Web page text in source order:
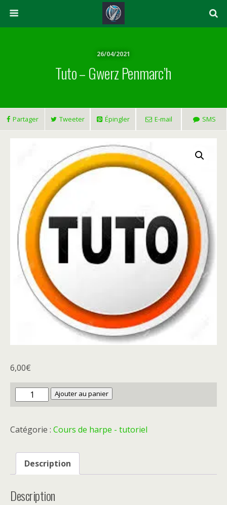
26/04/2021
Tuto – Gwerz Penmarc’h
Partager Tweeter Épingler E-mail SMS
6,00€
quantité
de
-
Penmarc'h
Ajouter au panier
Catégorie : Cours de harpe - tutoriel
Description
Description